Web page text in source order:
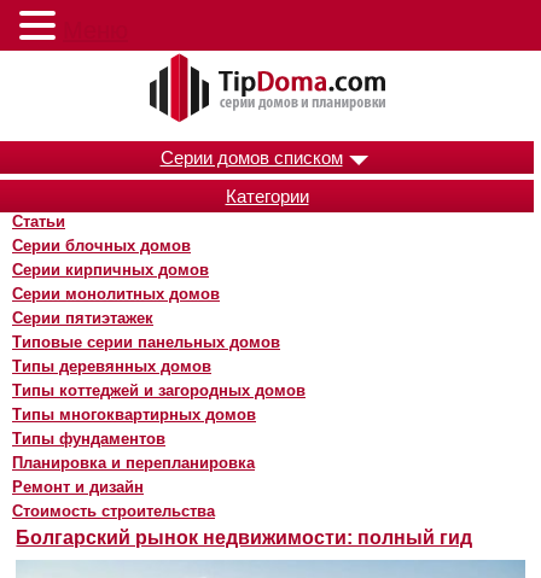
Серии домов списком
Категории
Статьи
Серии блочных домов
Серии кирпичных домов
Серии монолитных домов
Серии пятиэтажек
Типовые серии панельных домов
Типы деревянных домов
Типы коттеджей и загородных домов
Типы многоквартирных домов
Типы фундаментов
Планировка и перепланировка
Ремонт и дизайн
Стоимость строительства
Болгарский рынок недвижимости: полный гид